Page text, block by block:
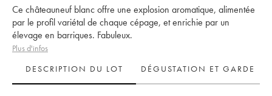
Ce châteauneuf blanc offre une explosion aromatique, alimentée
par le profil variétal de chaque cépage, et enrichie par un
élevage en barriques. Fabuleux.
Plus d'infos
DESCRIPTION DU LOT
DÉGUSTATION ET GARDE